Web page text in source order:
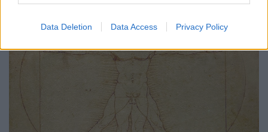
Data Deletion Data Access Privacy Policy